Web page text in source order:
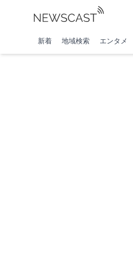
新着 地域検索 エンタメ